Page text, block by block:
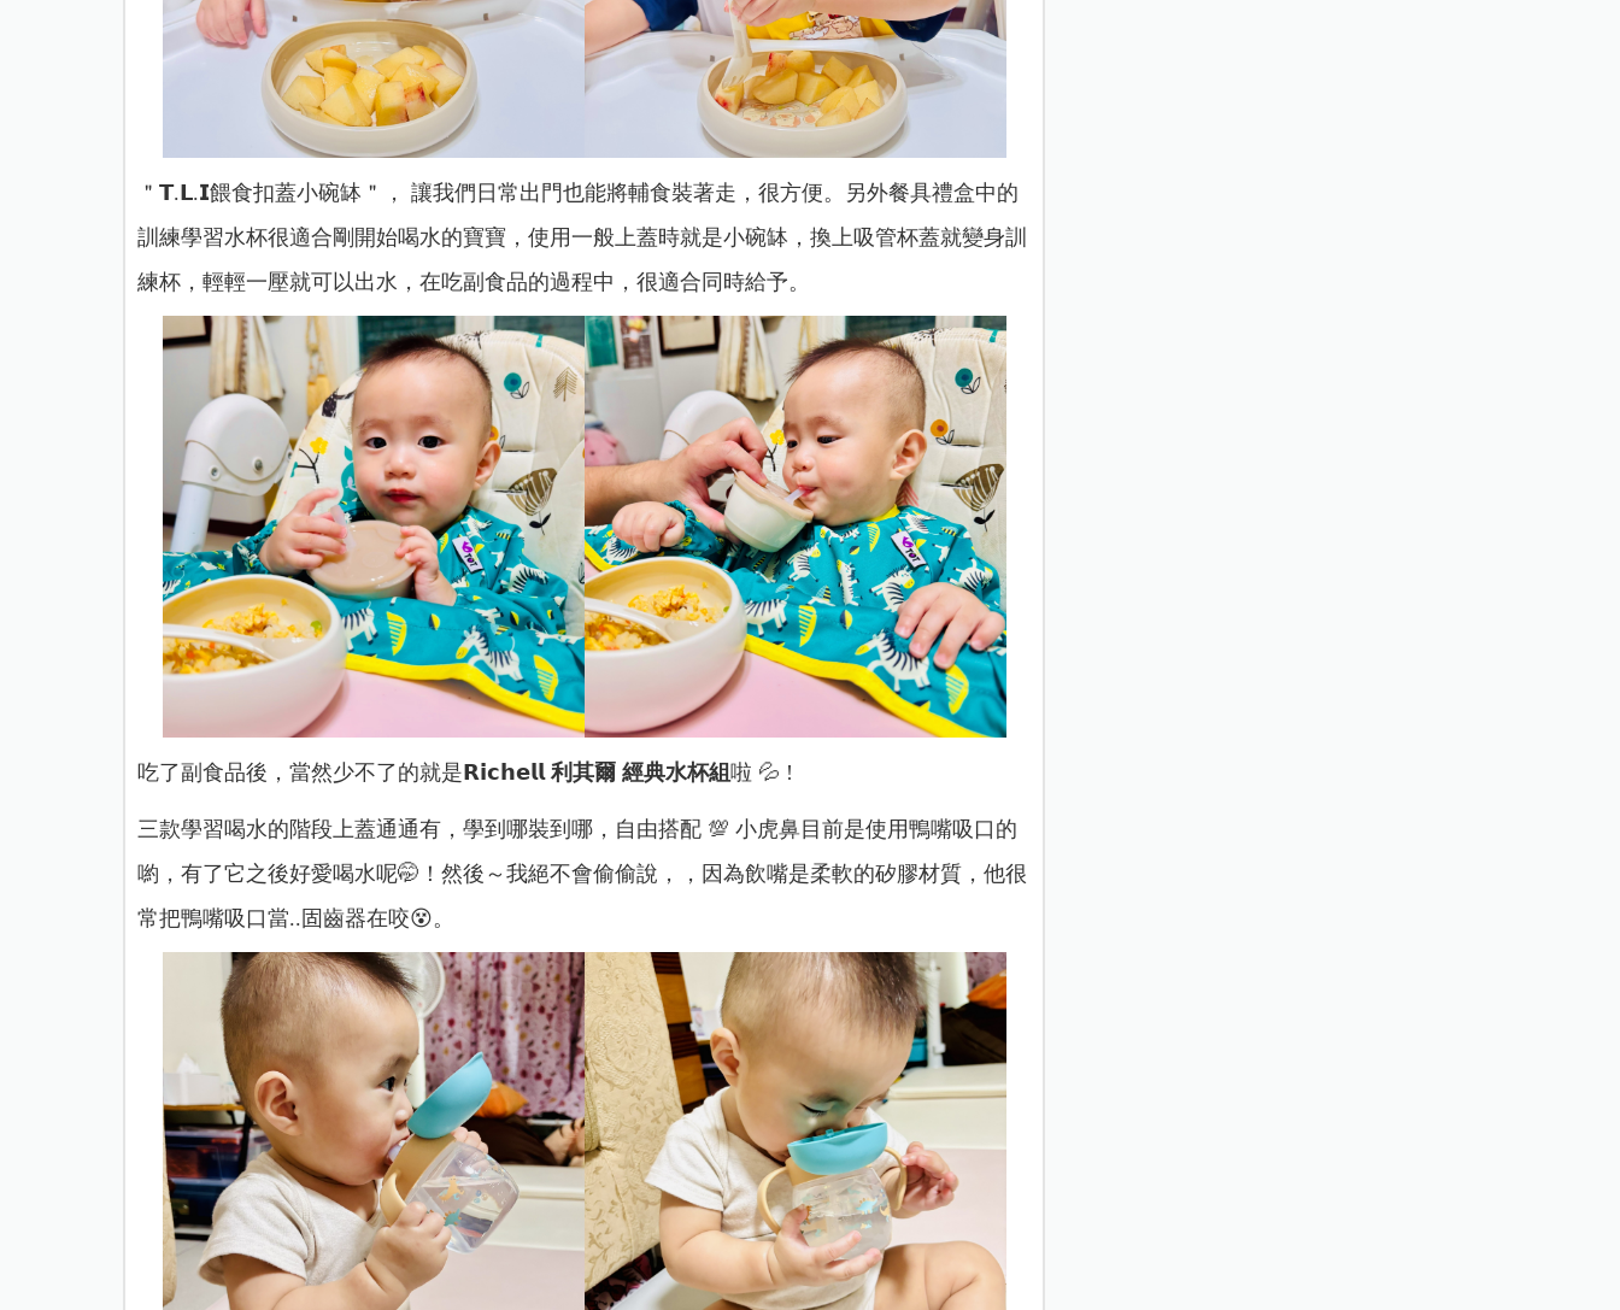
＂𝗧.𝗟.𝗜餵食扣蓋小碗缽＂， 讓我們日常出門也能將輔食裝著走，很方便。另外餐具禮盒中的
訓練學習水杯很適合剛開始喝水的寶寶，使用一般上蓋時就是小碗缽，換上吸管杯蓋就變身訓
練杯，輕輕一壓就可以出水，在吃副食品的過程中，很適合同時給予。
吃了副食品後，當然少不了的就是𝗥𝗶𝗰𝗵𝗲𝗹𝗹 利其爾 經典水杯組啦 💦 !
三款學習喝水的階段上蓋通通有，學到哪裝到哪，自由搭配 💯 小虎鼻目前是使用鴨嘴吸口的
喲，有了它之後好愛喝水呢🤭！然後～我絕不會偷偷說，，因為飲嘴是柔軟的矽膠材質，他很
常把鴨嘴吸口當..固齒器在咬😵。